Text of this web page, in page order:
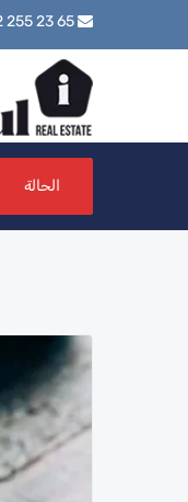
255 23 65
الحالة